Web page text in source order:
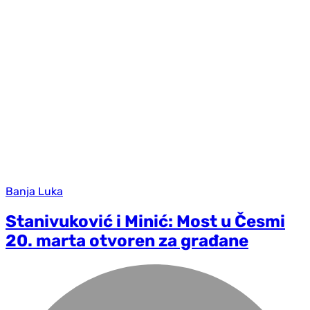
Banja Luka
Stanivuković i Minić: Most u Česmi
20. marta otvoren za građane